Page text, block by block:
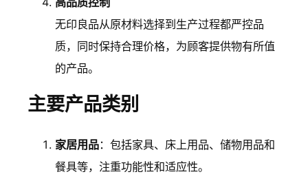
无印良品从原材料选择到生产过程都严控品
质，同时保持合理价格，为顾客提供物有所值
的产品。
主要产品类别
家居用品：包括家具、床上用品、储物用品和
餐具等，注重功能性和适应性。